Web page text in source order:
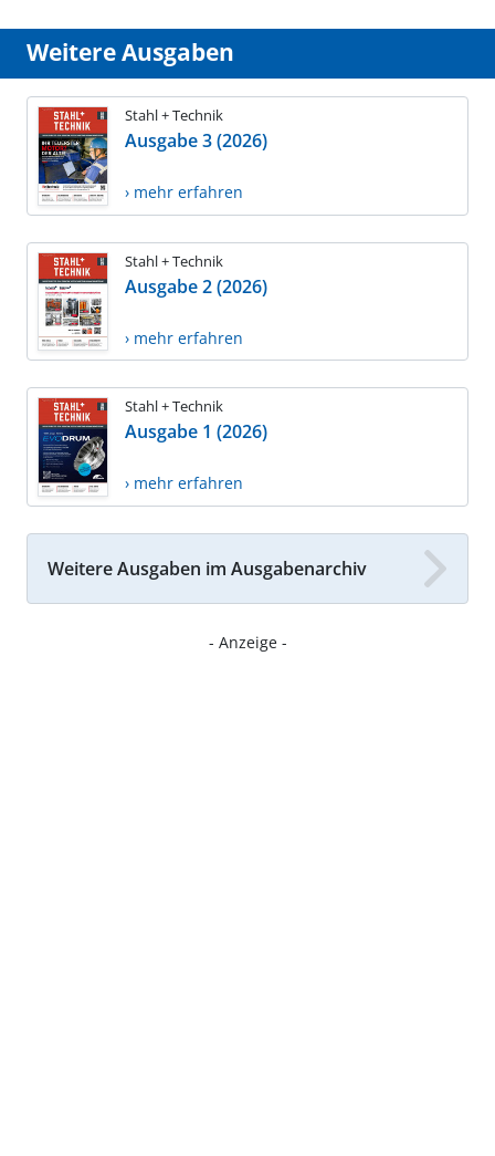
Weitere Ausgaben
Stahl + Technik
Ausgabe 3 (2026)
› mehr erfahren
Stahl + Technik
Ausgabe 2 (2026)
› mehr erfahren
Stahl + Technik
Ausgabe 1 (2026)
› mehr erfahren
Weitere Ausgaben im Ausgabenarchiv
- Anzeige -